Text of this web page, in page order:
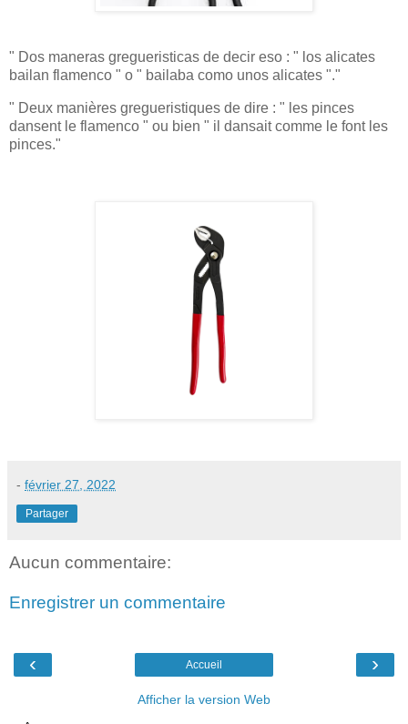
" Dos maneras gregueristicas de decir eso : " los alicates
bailan flamenco " o " bailaba como unos alicates "."
" Deux manières gregueristiques de dire : " les pinces
dansent le flamenco " ou bien " il dansait comme le font les
pinces."
- février 27, 2022
Partager
Aucun commentaire:
Enregistrer un commentaire
‹ ›
Accueil
Afficher la version Web